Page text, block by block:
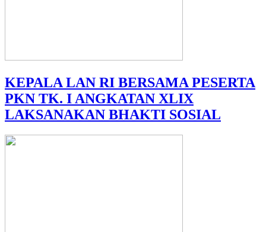
KEPALA LAN RI BERSAMA PESERTA
PKN TK. I ANGKATAN XLIX
LAKSANAKAN BHAKTI SOSIAL